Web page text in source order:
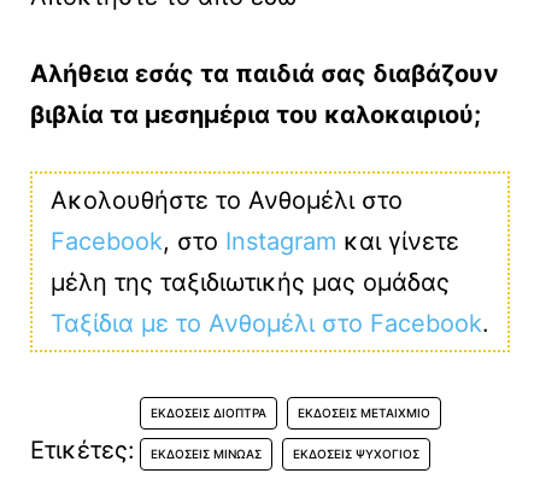
Αλήθεια εσάς τα παιδιά σας διαβάζουν
βιβλία τα μεσημέρια του καλοκαιριού;
Ακολουθήστε το Ανθομέλι στο
Facebook, στο Instagram και γίνετε
μέλη της ταξιδιωτικής μας ομάδας
Ταξίδια με το Ανθομέλι στο Facebook.
Ετικέτες:
ΕΚΔΌΣΕΙΣ ΔΙΌΠΤΡΑ ΕΚΔΌΣΕΙΣ ΜΕΤΑΊΧΜΙΟ
ΕΚΔΌΣΕΙΣ ΜΊΝΩΑΣ ΕΚΔΌΣΕΙΣ ΨΥΧΟΓΙΌΣ